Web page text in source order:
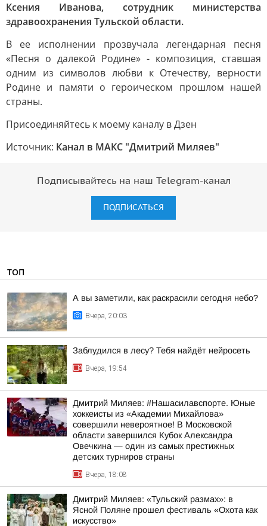
Ксения Иванова, сотрудник министерства
здравоохранения Тульской области.
В ее исполнении прозвучала легендарная песня
«Песня о далекой Родине» - композиция, ставшая
одним из символов любви к Отечеству, верности
Родине и памяти о героическом прошлом нашей
страны.
Присоединяйтесь к моему каналу в Дзен
Источник: Канал в МАКС "Дмитрий Миляев"
Подписывайтесь на наш Telegram-канал
ПОДПИСАТЬСЯ
ТОП
А вы заметили, как раскрасили сегодня небо?
Вчера, 20:03
Заблудился в лесу? Тебя найдёт нейросеть
Вчера, 19:54
Дмитрий Миляев: #Нашасилавспорте. Юные
хоккеисты из «Академии Михайлова»
совершили невероятное! В Московской
области завершился Кубок Александра
Овечкина — один из самых престижных
детских турниров страны
Вчера, 18:08
Дмитрий Миляев: «Тульский размах»: в
Ясной Поляне прошел фестиваль «Охота как
искусство»